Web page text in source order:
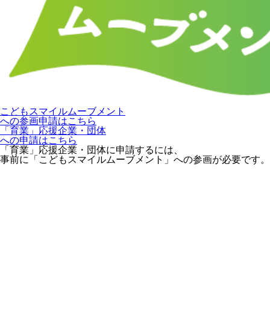
こどもスマイルムーブメント
への参画申請はこちら
「育業」応援企業・団体
への申請はこちら
「育業」応援企業・団体に申請するには、
事前に「こどもスマイルムーブメント」への参画が必要です。